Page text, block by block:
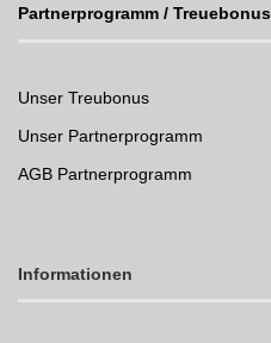
Partnerprogramm / Treuebonus
Unser Treubonus
Unser Partnerprogramm
AGB Partnerprogramm
Informationen